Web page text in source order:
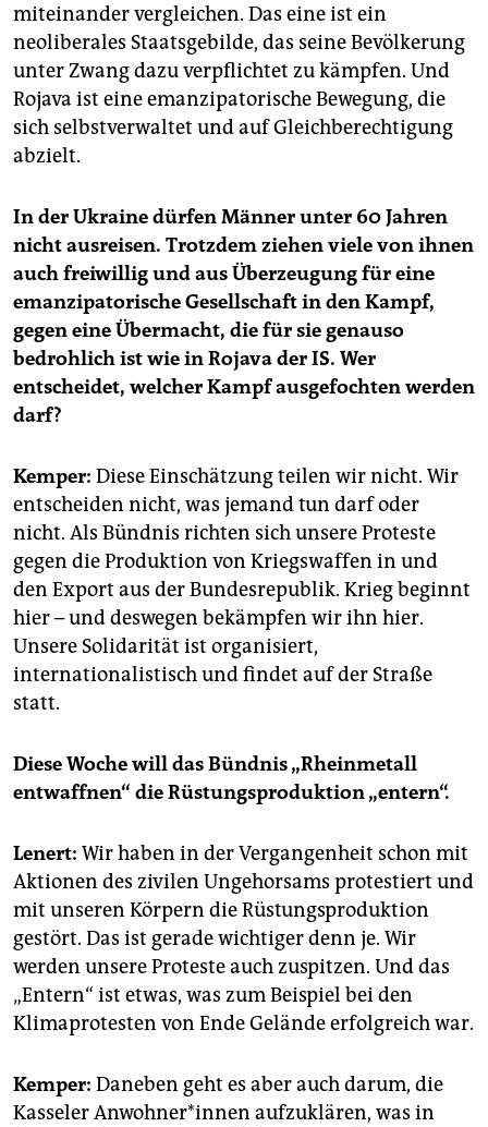
miteinander vergleichen. Das eine ist ein
neoliberales Staatsgebilde, das seine Bevölkerung
unter Zwang dazu verpflichtet zu kämpfen. Und
Rojava ist eine emanzipatorische Bewegung, die
sich selbstverwaltet und auf Gleichberechtigung
abzielt.
In der Ukraine dürfen Männer unter 60 Jahren
nicht ausreisen. Trotzdem ziehen viele von ihnen
auch freiwillig und aus Überzeugung für eine
emanzipatorische Gesellschaft in den Kampf,
gegen eine Übermacht, die für sie genauso
bedrohlich ist wie in Rojava der IS. Wer
entscheidet, welcher Kampf ausgefochten werden
darf?
Kemper: Diese Einschätzung teilen wir nicht. Wir
entscheiden nicht, was jemand tun darf oder
nicht. Als Bündnis richten sich unsere Proteste
gegen die Produktion von Kriegswaffen in und
den Export aus der Bundesrepublik. Krieg beginnt
hier – und deswegen bekämpfen wir ihn hier.
Unsere Solidarität ist organisiert,
internationalistisch und findet auf der Straße
statt.
Diese Woche will das Bündnis „Rheinmetall
entwaffnen“ die Rüstungsproduktion „entern“.
Lenert: Wir haben in der Vergangenheit schon mit
Aktionen des zivilen Ungehorsams protestiert und
mit unseren Körpern die Rüstungsproduktion
gestört. Das ist gerade wichtiger denn je. Wir
werden unsere Proteste auch zuspitzen. Und das
„Entern“ ist etwas, was zum Beispiel bei den
Klimaprotesten von Ende Gelände erfolgreich war.
Kemper: Daneben geht es aber auch darum, die
Kasseler An­woh­ne­r*in­nen aufzuklären, was in